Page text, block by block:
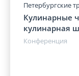
Петербургские
Кулинарные
кулинарная
Конференция